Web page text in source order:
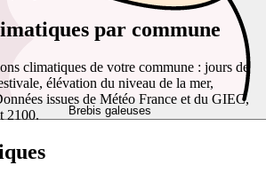
Brebis galeuses
par commune
climatiques de votre commune : jours de
élévation du niveau de la mer,
issues de Météo France et du GIEC,
2100.